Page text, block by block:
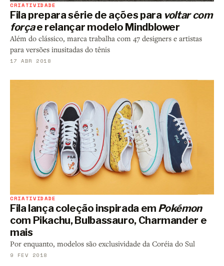
CRIATIVIDADE
Fila prepara série de ações para voltar com
forçae relançar modelo Mindblower
Além do clássico, marca trabalha com 47 designers e artistas
para versões inusitadas do tênis
17 ABR 2018
CRIATIVIDADE
Fila lança coleção inspirada em Pokémon
com Pikachu, Bulbassauro, Charmander e
mais
Por enquanto, modelos são exclusividade da Coréia do Sul
9 FEV 2018